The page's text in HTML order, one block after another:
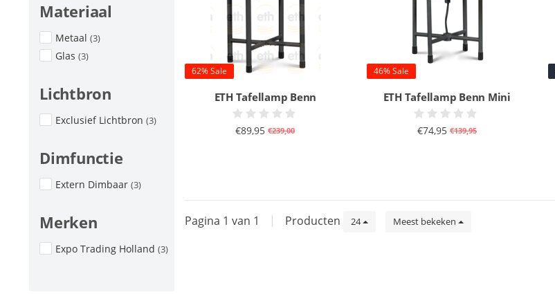
Materiaal
Metaal (3)
Glas (3)
Lichtbron
Exclusief Lichtbron (3)
Dimfunctie
Extern Dimbaar (3)
Merken
Expo Trading Holland (3)
62% Sale
ETH Tafellamp Benn
€89,95 €239,00
46% Sale
ETH Tafellamp Benn Mini
€74,95 €139,95
Pagina 1 van 1 | Producten 24 Meest bekeken